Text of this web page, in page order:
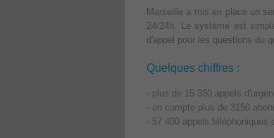
Marseille a mis en place un
24/24h. Le système est
d'appel pour les questions du
Quelques chiffres :
- plus de 15 380 appels
- on compte plus de 3150
- 57 400 appels téléphoniques